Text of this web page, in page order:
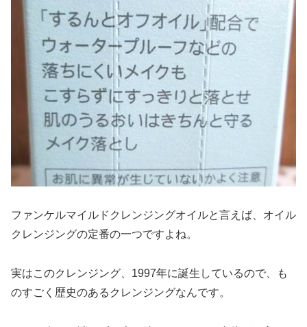
ファンケルマイルドクレンジングオイルと言えば、オイル
クレンジングの定番の一つですよね。
実はこのクレンジング、1997年に誕生しているので、も
のすごく歴史のあるクレンジングなんです。